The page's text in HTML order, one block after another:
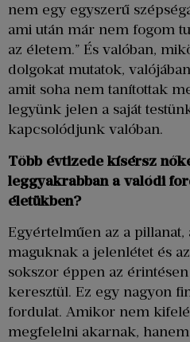
nem egy egyszerű
ami után már nem fogom
az életem.” És valóban,
dolgokat mutatok,
amit soha nem tanítottak
legyünk jelen a saját
kapcsolódjunk valóban.
Több évtizede kísérsz
leggyakrabban a valódi
életükben?
Egyértelműen az a
maguknak a jelenlétet és
sokszor éppen az
keresztül. Ez egy nagyon
fordulat. Amikor nem
megfelelni akarnak,